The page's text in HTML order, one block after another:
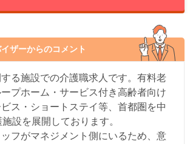
ザーからのコメント
る施設での介護職求人です。有料老
プホーム・サービス付き高齢者向け
ス・ショートステイ等、首都圏を中
設を展開しております。
フがマネジメント側にいるため、意